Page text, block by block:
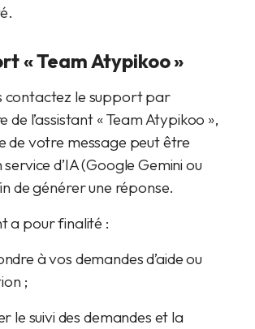
« Team Atypikoo »
contactez le support par
de l’assistant « Team Atypikoo »,
de votre message peut être
d’IA (Google Gemini ou
de générer une réponse.
a pour finalité :
à vos demandes d’aide ou
;
le suivi des demandes et la